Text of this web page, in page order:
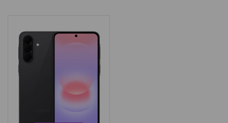
Iniciar Sesión
¿Olvidaste tu contraseña?